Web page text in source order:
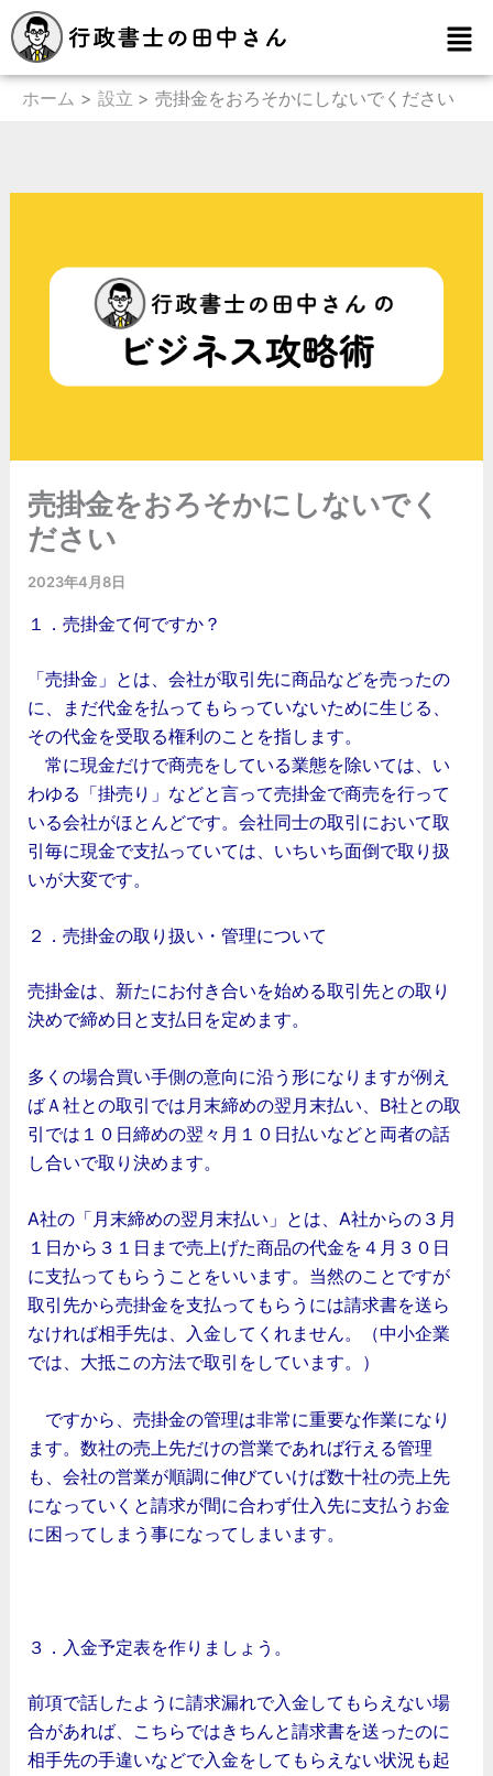
容
を
メ
ニ
ュ
ー
ホーム 設立 売掛金をおろそかにしないでください
売掛金をおろそかにしないでく
ださい
2023年4月8日
１．売掛金て何ですか？
「売掛金」とは、会社が取引先に商品などを売ったの
に、まだ代金を払ってもらっていないために生じる、
その代金を受取る権利のことを指します。
常に現金だけで商売をしている業態を除いては、い
わゆる「掛売り」などと言って売掛金で商売を行って
いる会社がほとんどです。会社同士の取引において取
引毎に現金で支払っていては、いちいち面倒で取り扱
いが大変です。
２．売掛金の取り扱い・管理について
売掛金は、新たにお付き合いを始める取引先との取り
決めで締め日と支払日を定めます。
多くの場合買い手側の意向に沿う形になりますが例え
ばＡ社との取引では月末締めの翌月末払い、B社との取
引では１０日締めの翌々月１０日払いなどと両者の話
し合いで取り決めます。
A社の「月末締めの翌月末払い」とは、A社からの３月
１日から３１日まで売上げた商品の代金を４月３０日
に支払ってもらうことをいいます。当然のことですが
取引先から売掛金を支払ってもらうには請求書を送ら
なければ相手先は、入金してくれません。（中小企業
では、大抵この方法で取引をしています。）
ですから、売掛金の管理は非常に重要な作業になり
ます。数社の売上先だけの営業であれば行える管理
も、会社の営業が順調に伸びていけば数十社の売上先
になっていくと請求が間に合わず仕入先に支払うお金
に困ってしまう事になってしまいます。
３．入金予定表を作りましょう。
前項で話したように請求漏れで入金してもらえない場
合があれば、こちらではきちんと請求書を送ったのに
相手先の手違いなどで入金をしてもらえない状況も起